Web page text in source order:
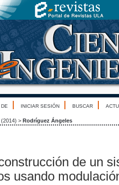
INICIAR SESIÓN BUSCAR
(2014) > Rodríguez Ángeles
de un
usando